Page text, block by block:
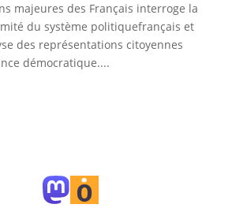
majeures des Français interroge la
du système politiquefrançais et
des représentations citoyennes
démocratique....